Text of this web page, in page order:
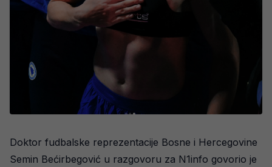
Doktor fudbalske reprezentacije Bosne i Hercegovine
Semin Bećirbegović u razgovoru za N1info govorio je